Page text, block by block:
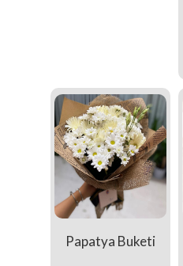
Papatya Buketi